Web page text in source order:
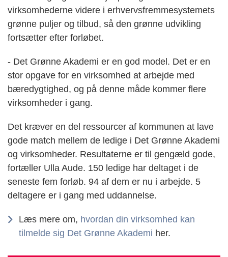
virksomhederne videre i erhvervsfremmesystemets
grønne puljer og tilbud, så den grønne udvikling
fortsætter efter forløbet.
- Det Grønne Akademi er en god model. Det er en
stor opgave for en virksomhed at arbejde med
bæredygtighed, og på denne måde kommer flere
virksomheder i gang.
Det kræver en del ressourcer af kommunen at lave
gode match mellem de ledige i Det Grønne Akademi
og virksomheder. Resultaterne er til gengæld gode,
fortæller Ulla Aude. 150 ledige har deltaget i de
seneste fem forløb. 94 af dem er nu i arbejde. 5
deltagere er i gang med uddannelse.
Læs mere om, hvordan din virksomhed kan
tilmelde sig Det Grønne Akademi her.